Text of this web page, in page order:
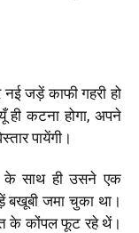
नई जड़ें काफी गहरी हो
ही कटना होगा, अपने
पायेंगी।
के साथ ही उसने एक
बखूबी जमा चुका था।
के कोंपल फूट रहे थें।